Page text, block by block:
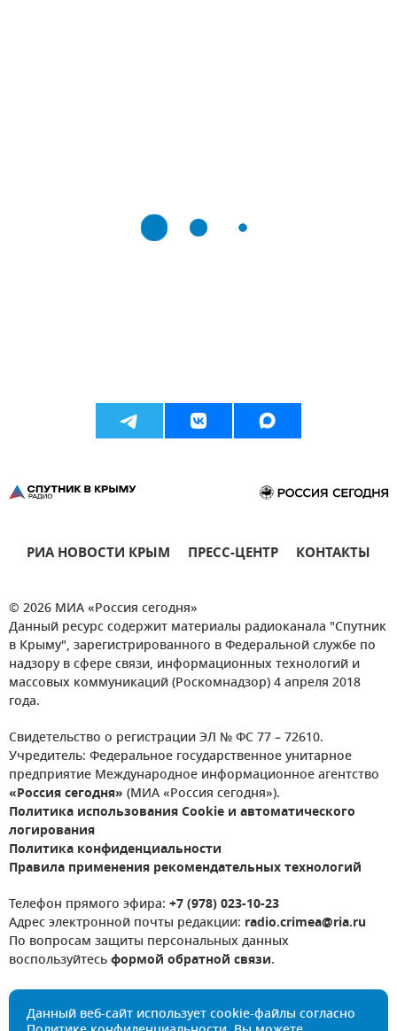
РИА НОВОСТИ КРЫМ ПРЕСС-ЦЕНТР КОНТАКТЫ
© 2026 МИА «Россия сегодня»
Данный ресурс содержит материалы радиоканала "Спутник
в Крыму", зарегистрированного в Федеральной службе по
надзору в сфере связи, информационных технологий и
массовых коммуникаций (Роскомнадзор) 4 апреля 2018
года.
Свидетельство о регистрации ЭЛ № ФС 77 – 72610.
Учредитель: Федеральное государственное унитарное
предприятие Международное информационное агентство
«Россия сегодня» (МИА «Россия сегодня»).
Политика использования Cookie и автоматического
логирования
Политика конфиденциальности
Правила применения рекомендательных технологий
Телефон прямого эфира: +7 (978) 023-10-23
Адрес электронной почты редакции: radio.crimea@ria.ru
По вопросам защиты персональных данных
воспользуйтесьформой обратной связи.
Данный веб-сайт использует cookie-файлы согласно